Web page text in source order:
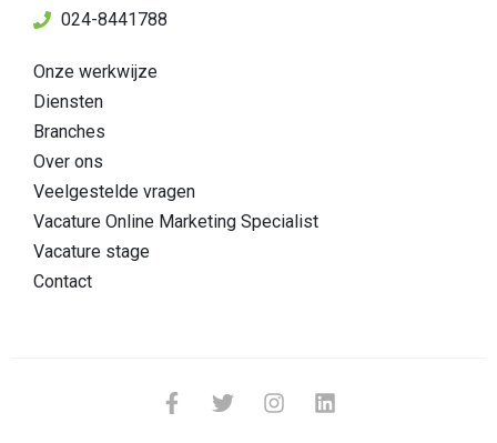
024-8441788
Onze werkwijze
Diensten
Branches
Over ons
Veelgestelde vragen
Vacature Online Marketing Specialist
Vacature stage
Contact